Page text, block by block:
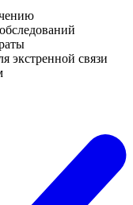
экстренной связи